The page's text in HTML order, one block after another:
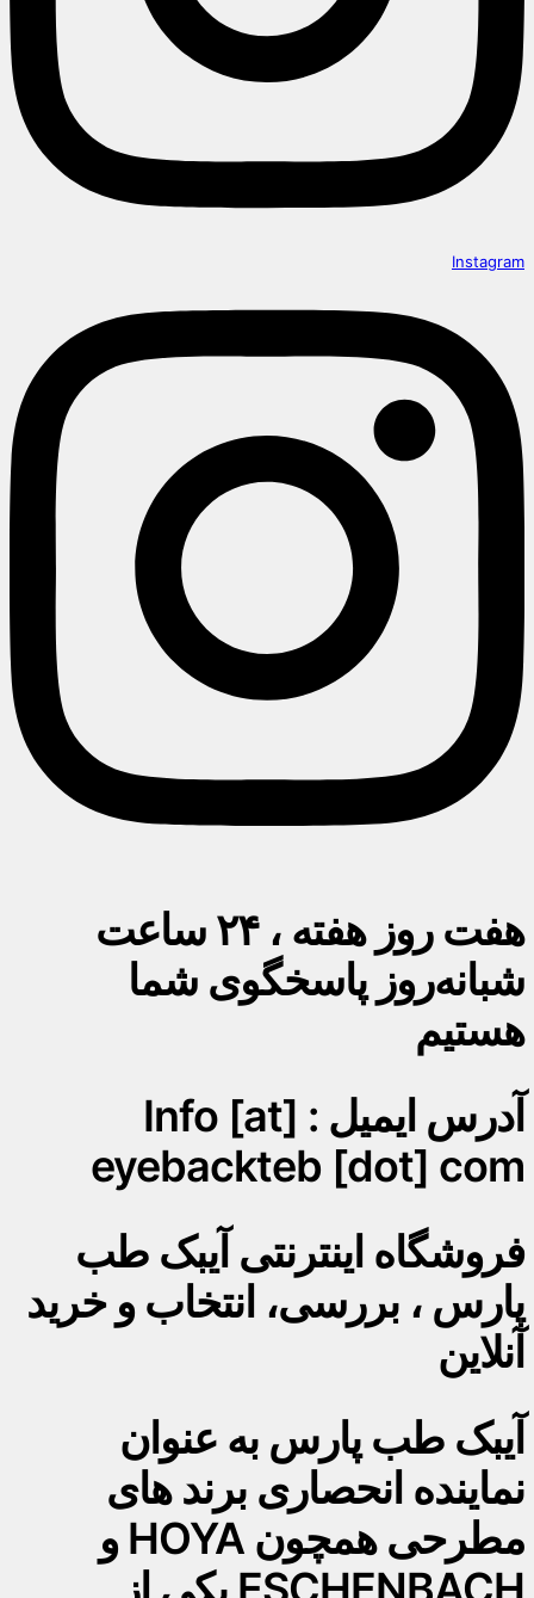
Instagram
هفت روز هفته ، ۲۴ ساعت
شبانه‌روز پاسخگوی شما
هستیم
آدرس ایمیل : Info [at]
eyebackteb [dot] com
فروشگاه اینترنتی آیبک طب
پارس ، بررسی، انتخاب و خرید
آنلاین
آیبک طب پارس به عنوان
نماینده انحصاری برند های
مطرحی همچون HOYA و